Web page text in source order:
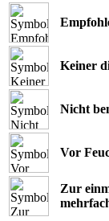
Keiner
Nicht
Vor
Zur